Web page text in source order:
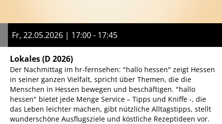
Fr, 22.05.2026 | 17:00 - 17:45
Lokales(D 2026)
Der Nachmittag im hr-fernsehen: "hallo hessen" zeigt Hessen
in seiner ganzen Vielfalt, spricht über Themen, die die
Menschen in Hessen bewegen und beschäftigen. "hallo
hessen" bietet jede Menge Service – Tipps und Kniffe -, die
das Leben leichter machen, gibt nützliche Alltagstipps, stellt
wunderschöne Ausflugsziele und köstliche Rezeptideen vor.